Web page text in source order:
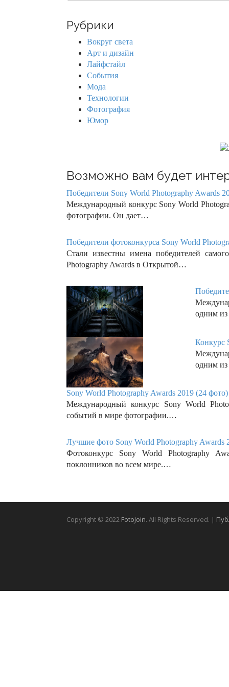
c
Рубрики
Вокруг света
Арт и дизайн
Лайфстайл
События
Мода
Технологии
Фотография
Юмор
Возможно вам будет
Победители Sony World Photography Awards
Международный конкурс Sony World
фотографии. Он дает…
Победители фотоконкурса Sony World
Стали известны имена победителей
Photography Awards в Открытой…
одним
Конкурс
одним
Sony World Photography Awards 2019 (24 фото)
Международный конкурс Sony World
событий в мире фотографии.…
Лучшие фото Sony World Photography Awards
Фотоконкурс Sony World Photography
поклонников во всем мире.…
Copyright © 2022 FotoJoin. All Rights Reserved. |